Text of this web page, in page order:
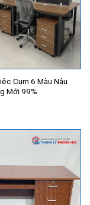
Cụm 6 Màu Nâu
Mới 99%